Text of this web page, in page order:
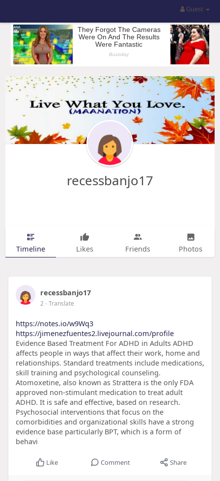
Guest
recessbanjo17
Timeline Likes Friends Photos
recessbanjo17
2- Translate
https://notes.io/w9Wq3
https://jimenezfuentes2.livejournal.com/profile
Evidence Based Treatment For ADHD in Adults ADHD
affects people in ways that affect their work, home and
relationships. Standard treatments include medications,
skill training and psychological counseling.
Atomoxetine, also known as Strattera is the only FDA
approved non-stimulant medication to treat adult
ADHD. It is safe and effective, based on research.
Psychosocial interventions that focus on the
comorbidities and organizational skills have a strong
evidence base particularly BPT, which is a form of
behavi
Like Comment Share